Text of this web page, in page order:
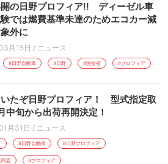
の日野プロフィア!! ディーゼル車
では燃費基準未達のためエコカー減
外に
月15日 / ニュース
#日野自動車 #日野 #国交省 #プロフィア
たぞ日野プロフィア！ 型式指定取
中旬から出荷再開決定！
月31日 / ニュース
#日野自動車 #日野プロフィア
題 #プロフィア